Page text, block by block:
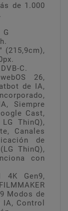
de 1.000
(215,9cm),
C.
26,
de IA,
Siempre
Cast,
ThinQ),
Canales
de
ThinQ),
con
4K Gen9,
Modos de
Control